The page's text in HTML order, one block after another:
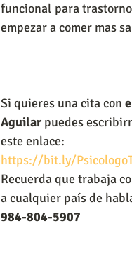
funcional para
empezar a comer mas
Si quieres una cita con
Aguilar puedes
este enlace:
https://bit.ly/
Recuerda que trabaja
a cualquier país de
984-804-5907